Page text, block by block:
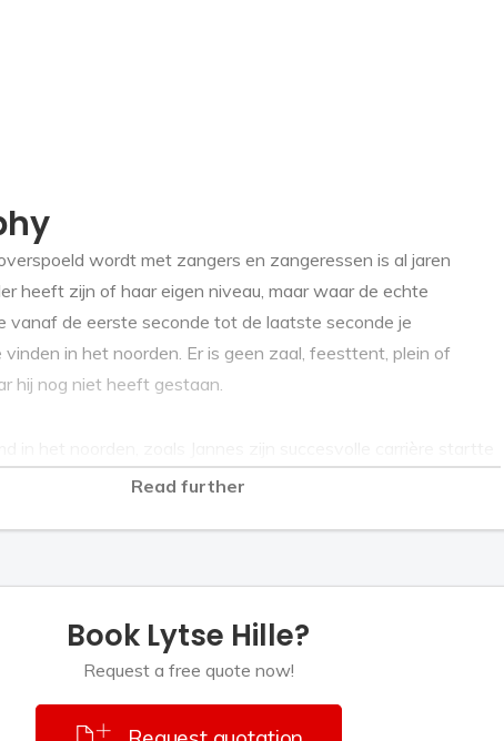
wordt met zangers en zangeressen is al jaren
heeft zijn of haar eigen niveau, maar waar de echte
vanaf de eerste seconde tot de laatste seconde je
vinden in het noorden. Er is geen zaal, feesttent, plein of
hij nog niet heeft gestaan.
achterland, zo is dat bij deze grote man in Friesland
met zijn singles ‘Tsjakiediekie Boem Boem’, ‘Ik Kwam Je
behoorlijke bekendheid. Ook in 2018 heeft hij een enorme
Billen’ & ‘Ik Lach De Ballen Uit Mijn Broek’. Wat Lytse ook
Read further
Book Lytse Hille?
Request a free quote now!